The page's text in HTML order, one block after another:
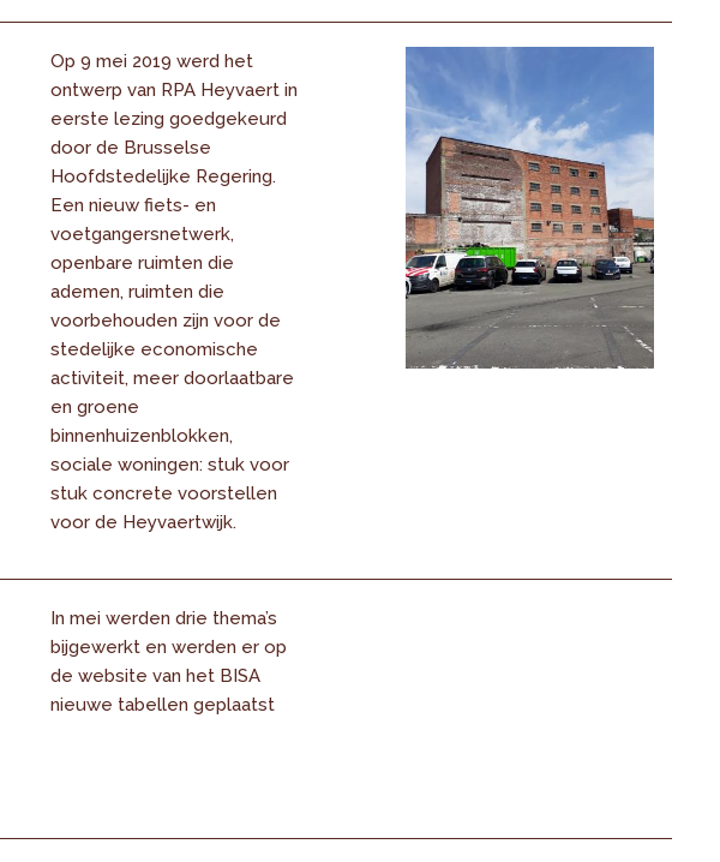
Op 9 mei 2019 werd het
ontwerp van RPA Heyvaert in
eerste lezing goedgekeurd
door de Brusselse
Hoofdstedelijke Regering.
Een nieuw fiets- en
voetgangersnetwerk,
openbare ruimten die
ademen, ruimten die
voorbehouden zijn voor de
stedelijke economische
activiteit, meer doorlaatbare
en groene
binnenhuizenblokken,
sociale woningen: stuk voor
stuk concrete voorstellen
voor de Heyvaertwijk.
In mei werden drie thema’s
bijgewerkt en werden er op
de website van het BISA
nieuwe tabellen geplaatst